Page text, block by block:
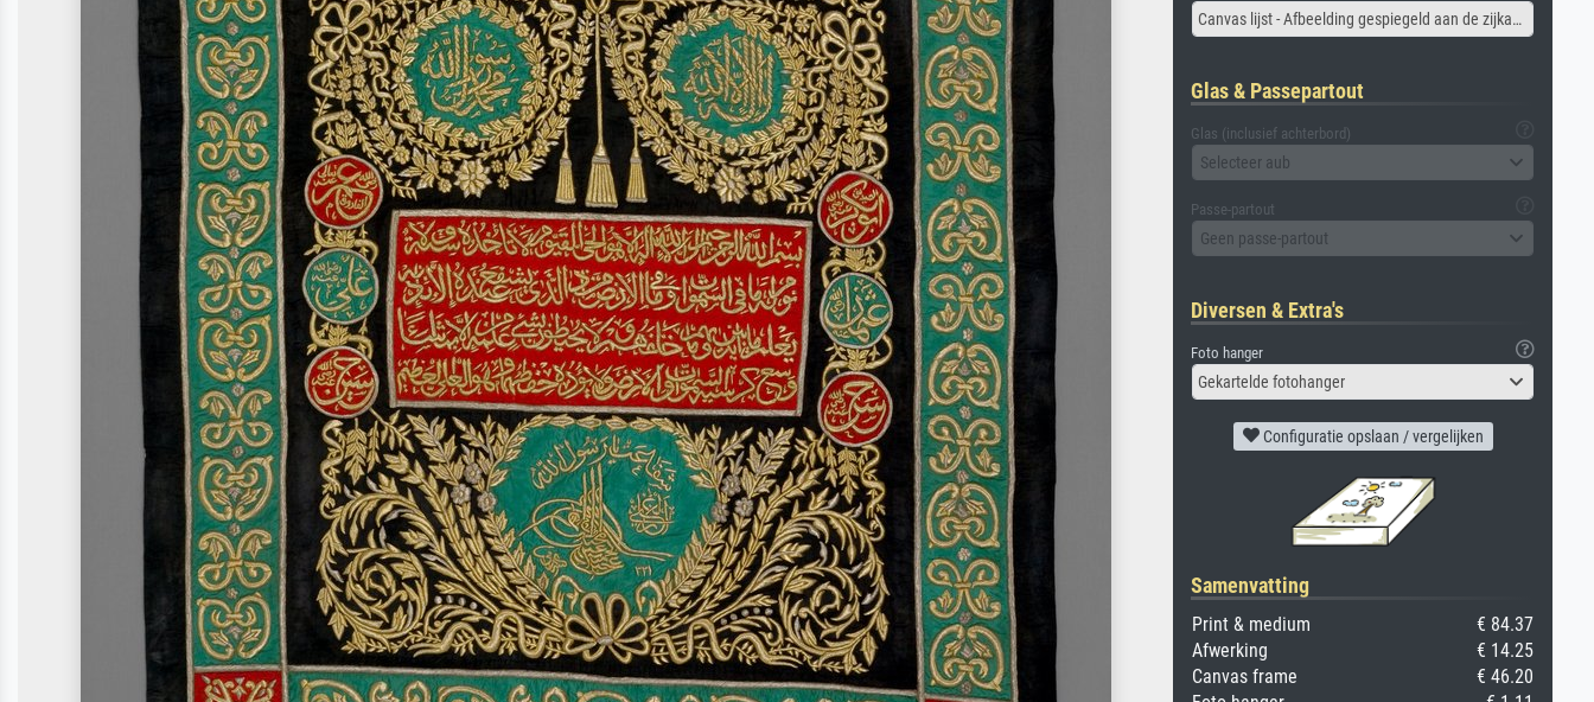
Canvas lijst - Afbeelding gespiegeld aan de zijkant
Glas & Passepartout
Glas (inclusief achterbord)
Selecteer aub
Passe-partout
Geen passe-partout
Diversen & Extra's
Foto hanger
Gekartelde fotohanger
Configuratie opslaan / vergelijken
Samenvatting
Print & medium
€ 84.37
Afwerking
€ 14.25
Canvas frame
€ 46.20